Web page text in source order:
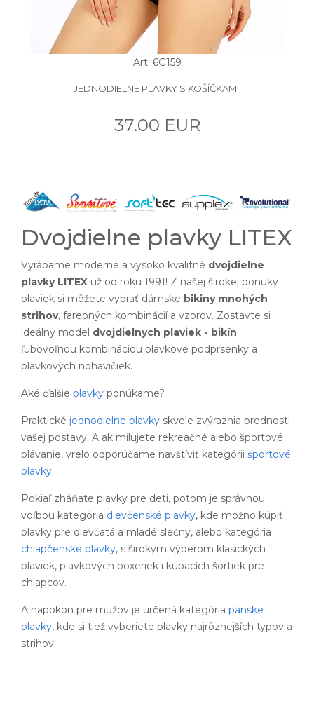
Art: 6G159
JEDNODIELNE PLAVKY S KOŠÍČKAMI.
37.00 EUR
Dvojdielne plavky LITEX
Vyrábame moderné a vysoko kvalitné dvojdielne
plavky LITEX už od roku 1991! Z našej širokej ponuky
plaviek si môžete vybrať dámske bikiny mnohých
strihov, farebných kombinácií a vzorov. Zostavte si
ideálny model dvojdielnych plaviek - bikín
ľubovoľnou kombináciou plavkové podprsenky a
plavkových nohavičiek.
Aké ďalšie plavky ponúkame?
Praktické jednodielne plavky skvele zvýraznia prednosti
vašej postavy. A ak milujete rekreačné alebo športové
plávanie, vrelo odporúčame navštíviť kategórii športové
plavky.
Pokiaľ zháňate plavky pre deti, potom je správnou
voľbou kategória dievčenské plavky, kde možno kúpiť
plavky pre dievčatá a mladé slečny, alebo kategória
chlapčenské plavky, s širokým výberom klasických
plaviek, plavkových boxeriek i kúpacích šortiek pre
chlapcov.
A napokon pre mužov je určená kategória pánske
plavky, kde si tiež vyberiete plavky najrôznejších typov a
strihov.